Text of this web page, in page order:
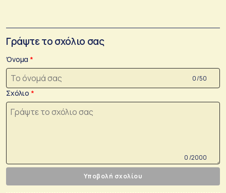
Γράψτε το σχόλιο σας
Όνομα
0 /50
Σχόλιο
0 /2000
Υποβολή σχολίου